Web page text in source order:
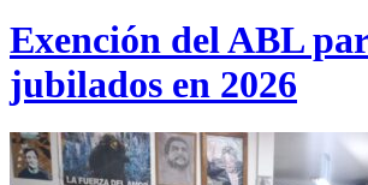
Exención del ABL
jubilados en 2026